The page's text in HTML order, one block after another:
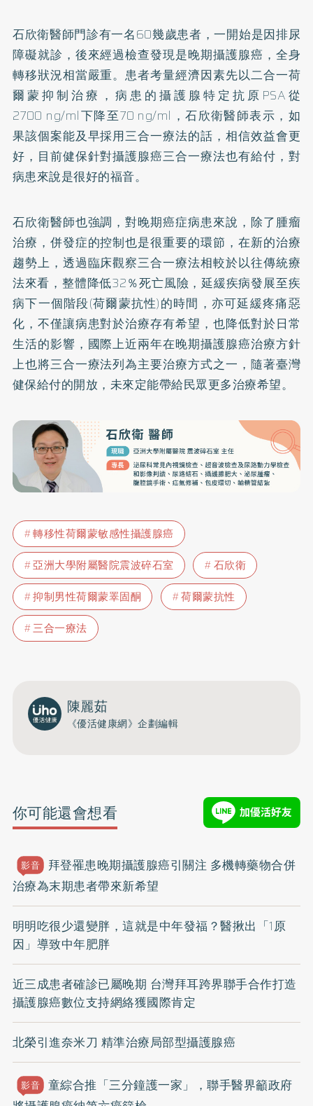
石欣衛醫師門診有一名60幾歲患者，一開始是因排尿
障礙就診，後來經過檢查發現是晚期攝護腺癌，全身
轉移狀況相當嚴重。患者考量經濟因素先以二合一荷
爾蒙抑制治療，病患的攝護腺特定抗原PSA從
2700 ng/ml下降至70 ng/ml，石欣衛醫師表示，如
果該個案能及早採用三合一療法的話，相信效益會更
好，目前健保針對攝護腺癌三合一療法也有給付，對
病患來說是很好的福音。
石欣衛醫師也強調，對晚期癌症病患來說，除了腫瘤
治療，併發症的控制也是很重要的環節，在新的治療
趨勢上，透過臨床觀察三合一療法相較於以往傳統療
法來看，整體降低32％死亡風險，延緩疾病發展至疾
病下一個階段(荷爾蒙抗性)的時間，亦可延緩疼痛惡
化，不僅讓病患對於治療存有希望，也降低對於日常
生活的影響，國際上近兩年在晚期攝護腺癌治療方針
上也將三合一療法列為主要治療方式之一，隨著臺灣
健保給付的開放，未來定能帶給民眾更多治療希望。
轉移性荷爾蒙敏感性攝護腺癌
亞洲大學附屬醫院震波碎石室
石欣衛
抑制男性荷爾蒙睪固酮
荷爾蒙抗性
三合一療法
陳麗茹
《優活健康網》企劃編輯
你可能還會想看
影音
拜登罹患晚期攝護腺癌引關注 多機轉藥物合併
治療為末期患者帶來新希望
明明吃很少還變胖，這就是中年發福？醫揪出「1原
因」導致中年肥胖
近三成患者確診已屬晚期 台灣拜耳跨界聯手合作打造
攝護腺癌數位支持網絡獲國際肯定
北榮引進奈米刀 精準治療局部型攝護腺癌
影音
童綜合推「三分鐘護一家」，聯手醫界籲政府